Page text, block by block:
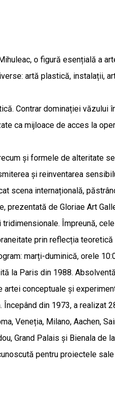
o figură esențială a
artă plastică, instalații,
Contrar dominației văzului
ca mijloace de acces la
și formele de alteritate
și reinventarea
scena internațională,
de Gloriae Art
Împreună,
prin reflecția teoretică
marți-duminică, orele
la Paris din 1988.
conceptuale și
din 1973, a realizat
Veneția, Milano, Aachen,
Grand Palais și Bienala de
pentru proiectele